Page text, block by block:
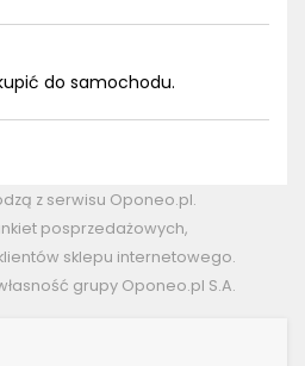
do samochodu.
z serwisu Oponeo.pl.
posprzedażowych,
sklepu internetowego.
grupy Oponeo.pl S.A.